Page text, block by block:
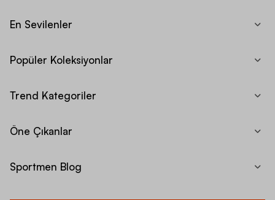
En Sevilenler
Popüler Koleksiyonlar
Trend Kategoriler
Öne Çıkanlar
Sportmen Blog